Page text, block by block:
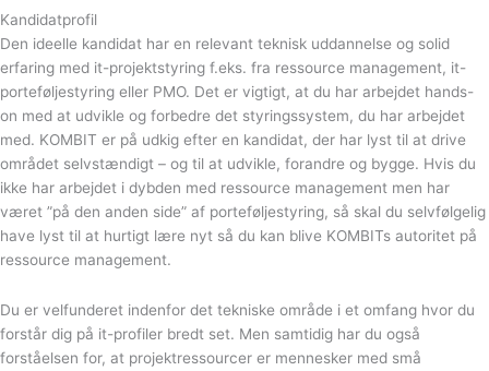
Kandidatprofil
Den ideelle kandidat har en relevant teknisk uddannelse og solid
erfaring med it-projektstyring f.eks. fra ressource management, it-
porteføljestyring eller PMO. Det er vigtigt, at du har arbejdet hands-
on med at udvikle og forbedre det styringssystem, du har arbejdet
med. KOMBIT er på udkig efter en kandidat, der har lyst til at drive
området selvstændigt – og til at udvikle, forandre og bygge. Hvis du
ikke har arbejdet i dybden med ressource management men har
været ”på den anden side” af porteføljestyring, så skal du selvfølgelig
have lyst til at hurtigt lære nyt så du kan blive KOMBITs autoritet på
ressource management.
Du er velfunderet indenfor det tekniske område i et omfang hvor du
forstår dig på it-profiler bredt set. Men samtidig har du også
forståelsen for, at projektressourcer er mennesker med små